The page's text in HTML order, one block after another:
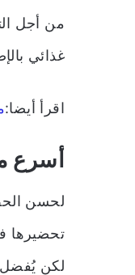
من أجل
غذائي
اقرأ أيضا:
أسرع
لحسن
تحضيرها
لكن يُفضل